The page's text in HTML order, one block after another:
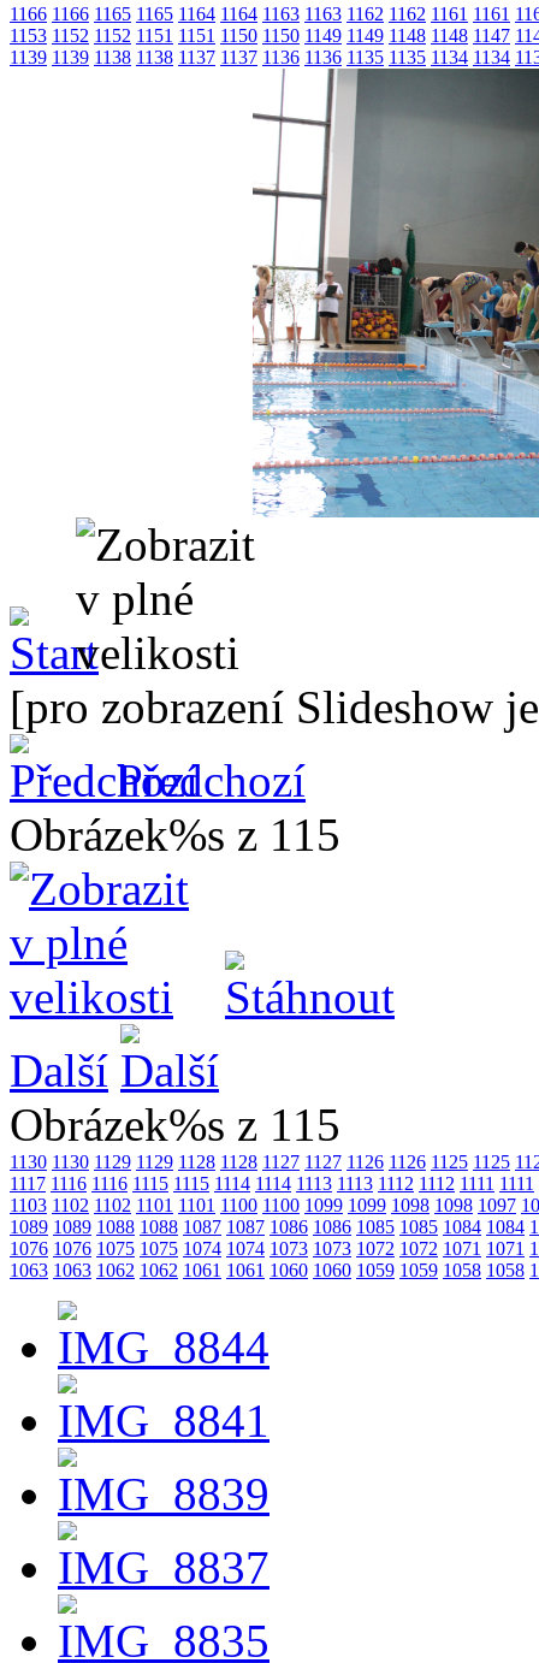
1166 1166 1165 1165 1164 1164 1163 1163 1162 1162 1161 1161
1153 1152 1152 1151 1151 1150 1150 1149 1149 1148 1148 1147
1139 1139 1138 1138 1137 1137 1136 1136 1135 1135 1134 1134
[pro zobrazení Slideshow
Předchozí
Obrázek%s z 115
Další
Obrázek%s z 115
1130 1130 1129 1129 1128 1128 1127 1127 1126 1126 1125 1125
1117 1116 1116 1115 1115 1114 1114 1113 1113 1112 1112 1111 1111
1103 1102 1102 1101 1101 1100 1100 1099 1099 1098 1098 1097
1089 1089 1088 1088 1087 1087 1086 1086 1085 1085 1084 1084
1076 1076 1075 1075 1074 1074 1073 1073 1072 1072 1071 1071
1063 1063 1062 1062 1061 1061 1060 1060 1059 1059 1058 1058